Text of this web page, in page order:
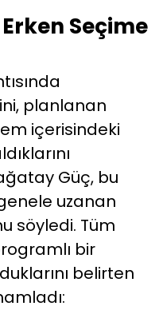
Seçime
planlanan
içerisindeki
Güç, bu
uzanan
söyledi. Tüm
bir
belirten